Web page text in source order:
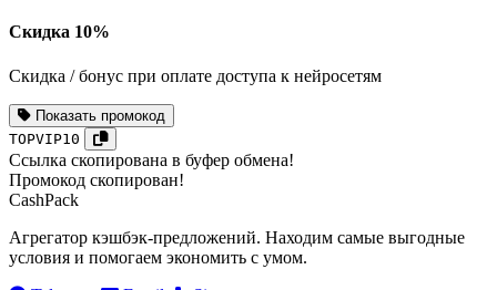
Скидка 10%
Скидка / бонус при оплате доступа к нейросетям
Показать промокод
TOPVIP10
Ссылка скопирована в буфер обмена!
Промокод скопирован!
CashPack
Агрегатор кэшбэк-предложений. Находим самые выгодные
условия и помогаем экономить с умом.